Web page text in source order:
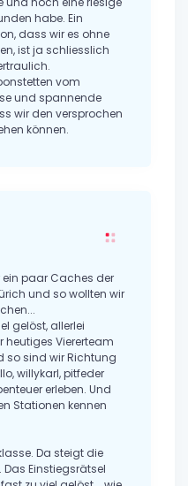
habe. Ein
dass wir es ohne
ist ja schliesslich
vom
und spannende
wir den versprochen
können.
ein paar Caches der
und so wollten wir
gelöst, allerlei
heutiges Viererteam
so sind wir Richtung
willykarl, pitfeder
erleben. Und
Stationen kennen
Da steigt die
Einstiegsrätsel